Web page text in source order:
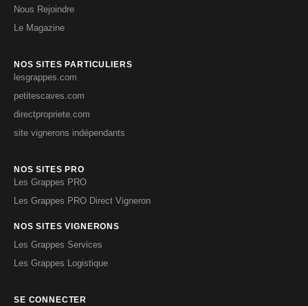
Nous Rejoindre
Le Magazine
NOS SITES PARTICULIERS
lesgrappes.com
petitescaves.com
directpropriete.com
site vignerons indépendants
NOS SITES PRO
Les Grappes PRO
Les Grappes PRO Direct Vigneron
NOS SITES VIGNERONS
Les Grappes Services
Les Grappes Logistique
SE CONNECTER